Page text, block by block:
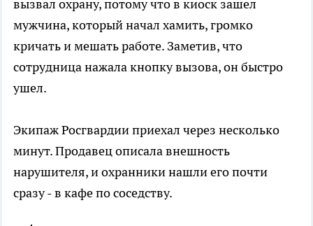
вызвал охрану, потому что в киоск зашел
мужчина, который начал хамить, громко
кричать и мешать работе. Заметив, что
сотрудница нажала кнопку вызова, он быстро
ушел.
Экипаж Росгвардии приехал через несколько
минут. Продавец описала внешность
нарушителя, и охранники нашли его почти
сразу - в кафе по соседству.